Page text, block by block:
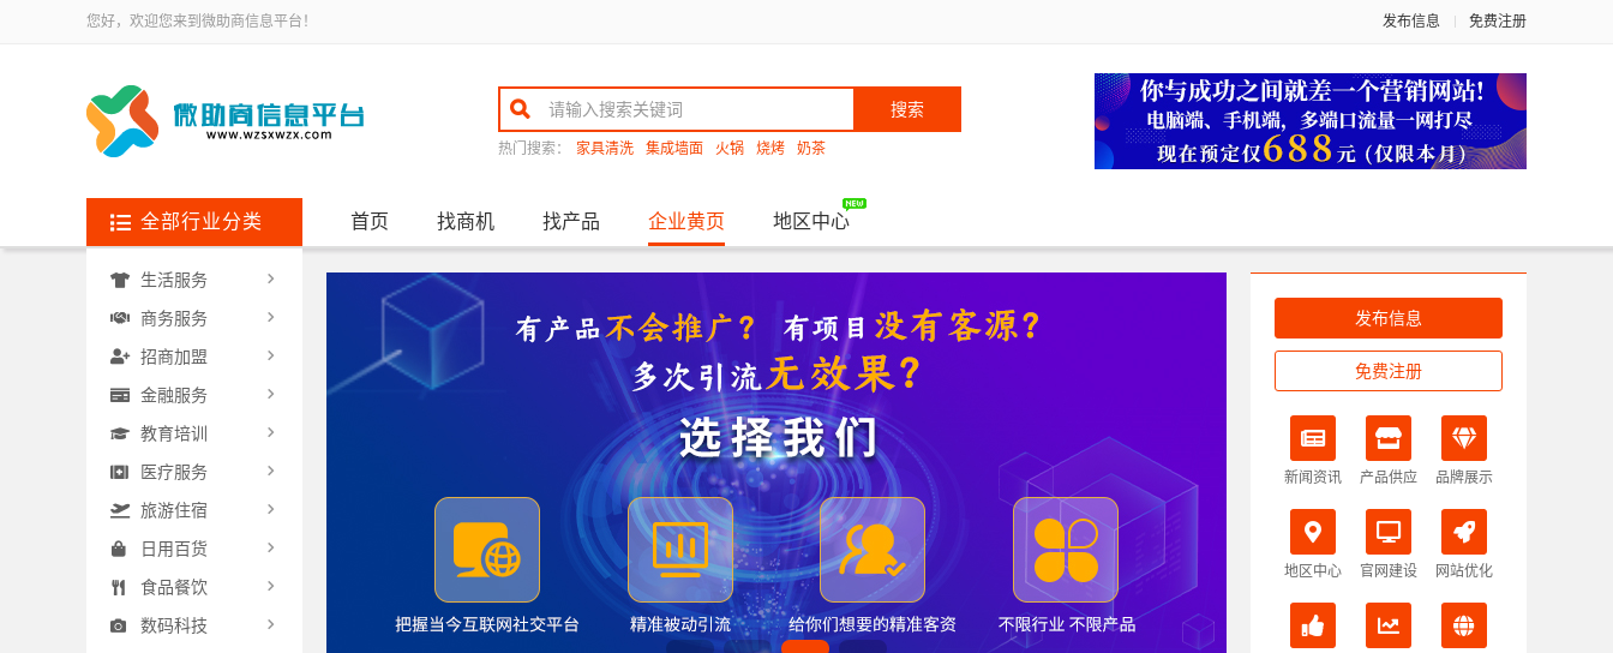
您好，欢迎您来到微助商信息平台！ 发布信息 免费注册
搜索
热门搜索： 家具清洗 集成墙面 火锅 烧烤 奶茶
全部行业分类 首页 找商机 找产品 企业黄页 地区中心
生活服务
商务服务
招商加盟
金融服务
教育培训
医疗服务
旅游住宿
日用百货
食品餐饮
数码科技
发布信息
免费注册
新闻资讯 产品供应 品牌展示
地区中心 官网建设 网站优化